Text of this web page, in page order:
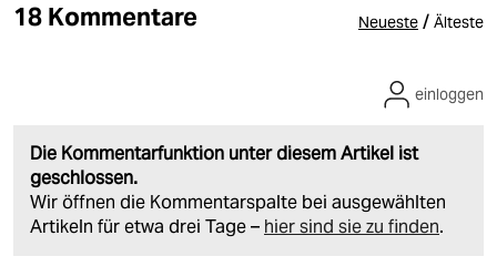
18 Kommentare Neueste / Älteste
Die Kommentarfunktion unter diesem Artikel ist
geschlossen.
Wir öffnen die Kommentarspalte bei ausgewählten
Artikeln für etwa drei Tage – hier sind sie zu finden.
einloggen